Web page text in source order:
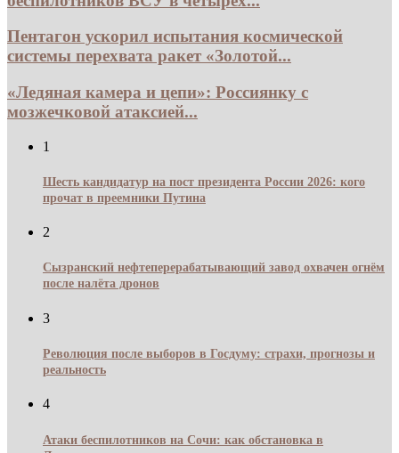
Пентагон ускорил испытания космической
системы перехвата ракет «Золотой...
«Ледяная камера и цепи»: Россиянку с
мозжечковой атаксией...
1
Шесть кандидатур на пост президента России 2026: кого
прочат в преемники Путина
2
Сызранский нефтеперерабатывающий завод охвачен огнём
после налёта дронов
3
Революция после выборов в Госдуму: страхи, прогнозы и
реальность
4
Атаки беспилотников на Сочи: как обстановка в